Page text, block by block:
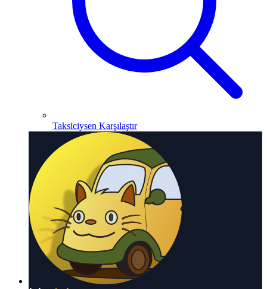
Taksiciysen Karşılaştır